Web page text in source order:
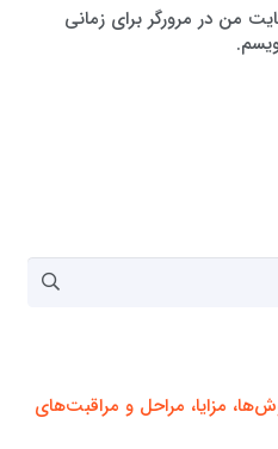
من در مرورگر برای زمانی
مزایا، مراحل و مراقبت‌های